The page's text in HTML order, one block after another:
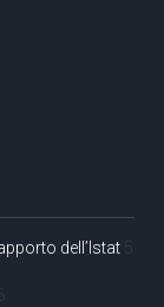
dell’Istat 5